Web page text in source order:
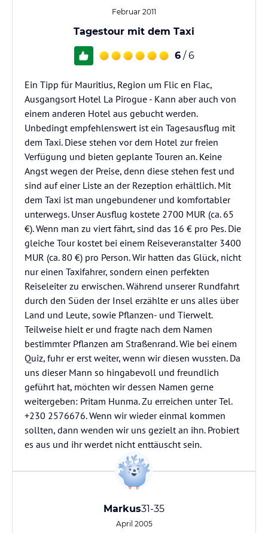
Februar 2011
Tagestour mit dem Taxi
6 / 6
Ein Tipp für Mauritius, Region um Flic en Flac,
Ausgangsort Hotel La Pirogue - Kann aber auch von
einem anderen Hotel aus gebucht werden.
Unbedingt empfehlenswert ist ein Tagesausflug mit
dem Taxi. Diese stehen vor dem Hotel zur freien
Verfügung und bieten geplante Touren an. Keine
Angst wegen der Preise, denn diese stehen fest und
sind auf einer Liste an der Rezeption erhältlich. Mit
dem Taxi ist man ungebundener und komfortabler
unterwegs. Unser Ausflug kostete 2700 MUR (ca. 65
€). Wenn man zu viert fährt, sind das 16 € pro Pes. Die
gleiche Tour kostet bei einem Reiseveranstalter 3400
MUR (ca. 80 €) pro Person. Wir hatten das Glück, nicht
nur einen Taxifahrer, sondern einen perfekten
Reiseleiter zu erwischen. Während unserer Rundfahrt
durch den Süden der Insel erzählte er uns alles über
Land und Leute, sowie Pflanzen- und Tierwelt.
Teilweise hielt er und fragte nach dem Namen
bestimmter Pflanzen am Straßenrand. Wie bei einem
Quiz, fuhr er erst weiter, wenn wir diesen wussten. Da
uns dieser Mann so hingabevoll und freundlich
geführt hat, möchten wir dessen Namen gerne
weitergeben: Pritam Hunma. Zu erreichen unter Tel.
+230 2576676. Wenn wir wieder einmal kommen
sollten, dann wenden wir uns gezielt an ihn. Probiert
es aus und ihr werdet nicht enttäuscht sein.
Markus31-35
April 2005